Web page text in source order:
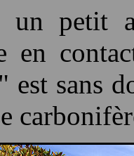
un petit
en
est sans